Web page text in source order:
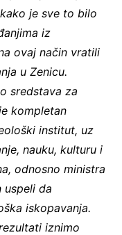
je sve to bilo
iz
ovaj način vratili
u Zenicu.
sredstava za
kompletan
institut, uz
nauku, kulturu i
odnosno ministra
uspeli da
iskopavanja.
iznimo